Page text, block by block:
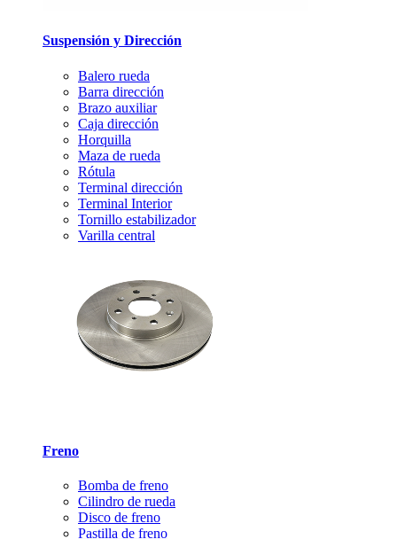
Suspensión y Dirección
Balero rueda
Barra dirección
Brazo auxiliar
Caja dirección
Horquilla
Maza de rueda
Rótula
Terminal dirección
Terminal Interior
Tornillo estabilizador
Varilla central
Freno
Bomba de freno
Cilindro de rueda
Disco de freno
Pastilla de freno